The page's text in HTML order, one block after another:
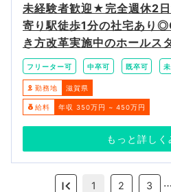
未経験者歓迎★完全週休2
寄り駅徒歩1分の社宅あり
き方改革実施中のホールス
フリーター可 中卒可 既卒可
勤務地 滋賀県
給料 年収 350万円 ~ 450万円
もっと詳しく
1 2 3 …